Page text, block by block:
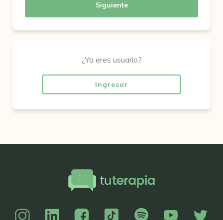
Siguiente
¿Ya eres usuario?
Ingresar